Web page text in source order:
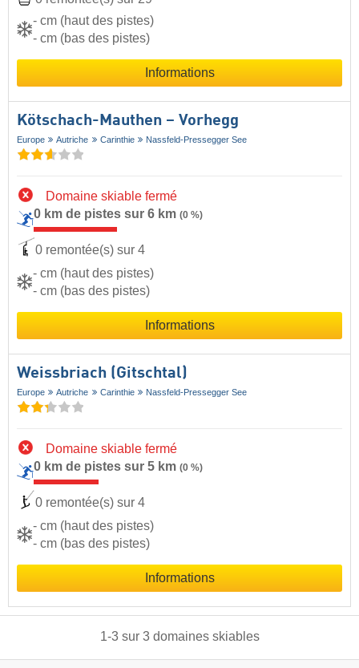
- cm (haut des pistes)
- cm (bas des pistes)
Informations
Kötschach-Mauthen – Vorhegg
Europe Autriche Carinthie Nassfeld-Pressegger See
Domaine skiable fermé
0 km de pistes sur 6 km (0 %)
0 remontée(s) sur 4
- cm (haut des pistes)
- cm (bas des pistes)
Informations
Weissbriach (Gitschtal)
Europe Autriche Carinthie Nassfeld-Pressegger See
Domaine skiable fermé
0 km de pistes sur 5 km (0 %)
0 remontée(s) sur 4
- cm (haut des pistes)
- cm (bas des pistes)
Informations
1-3sur 3 domaines skiables